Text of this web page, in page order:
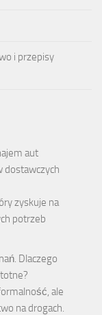
i przepisy
aut
dostawczych
zyskuje na
potrzeb
Dlaczego
ale
na drogach.